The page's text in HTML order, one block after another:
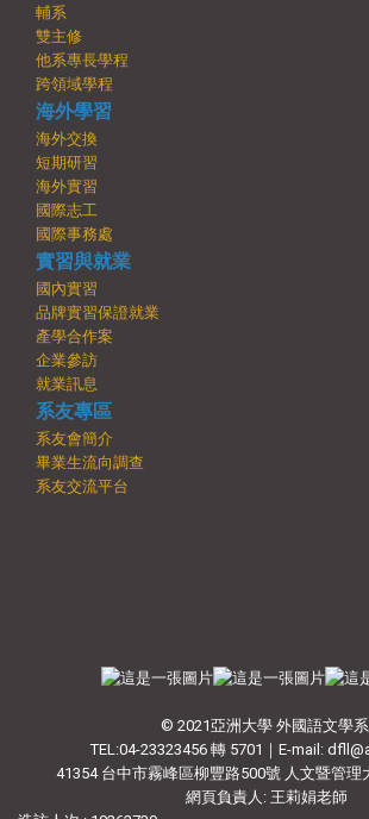
輔系
雙主修
他系專長學程
跨領域學程
海外學習
海外交換
短期研習
海外實習
國際志工
國際事務處
實習與就業
國內實習
品牌實習保證就業
產學合作案
企業參訪
就業訊息
系友專區
系友會簡介
畢業生流向調查
系友交流平台
© 2021亞洲大學 外國語文學系
TEL:04-23323456 轉 5701｜E-mail:
41354 台中市霧峰區柳豐路500號 人文暨管理
網頁負責人: 王莉娟老師